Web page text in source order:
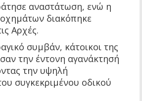
αναστάτωση, ενώ η
διακόπηκε
Αρχές.
συμβάν, κάτοικοι της
την έντονη αγανάκτησή
την υψηλή
συγκεκριμένου οδικού